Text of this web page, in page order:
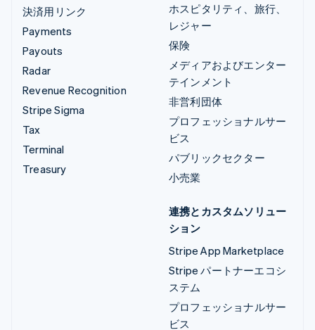
決済用リンク
Payments
Payouts
Radar
Revenue Recognition
Stripe Sigma
Tax
Terminal
Treasury
ホスピタリティ、旅行、
レジャー
保険
メディアおよびエンター
テインメント
非営利団体
プロフェッショナルサー
ビス
パブリックセクター
小売業
連携とカスタムソリュー
ション
Stripe App Marketplace
Stripe パートナーエコシ
ステム
プロフェッショナルサー
ビス